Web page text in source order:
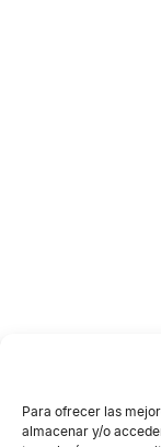
Para ofrecer las
almacenar y/o